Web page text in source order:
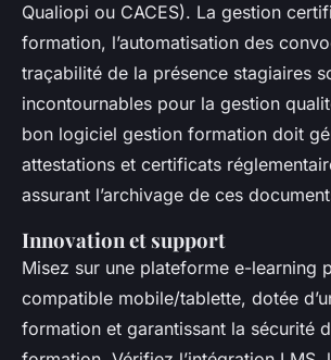
Qualiopi ou CACES). La gestion
formation, l’automatisation des
traçabilité de la présence stagiaires
incontournables pour la gestion
bon logiciel gestion formation doit
attestations et certificats
assurant l’archivage de ces
Innovation et support
Misez sur une plateforme e-learning
compatible mobile/tablette, dotée
formation et garantissant la sécurité